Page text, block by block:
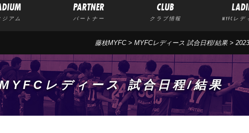
ジアム
PARTNER
パートナー
CLUB
クラブ情報 MYFCレデ
藤枝MYFC> MYFCレディース 試合日程/結果 >
レディース 試合日程/結果